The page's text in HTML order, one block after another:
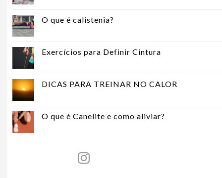
O que é calistenia?
Exercícios para Definir Cintura
DICAS PARA TREINAR NO CALOR
O que é Canelite e como aliviar?